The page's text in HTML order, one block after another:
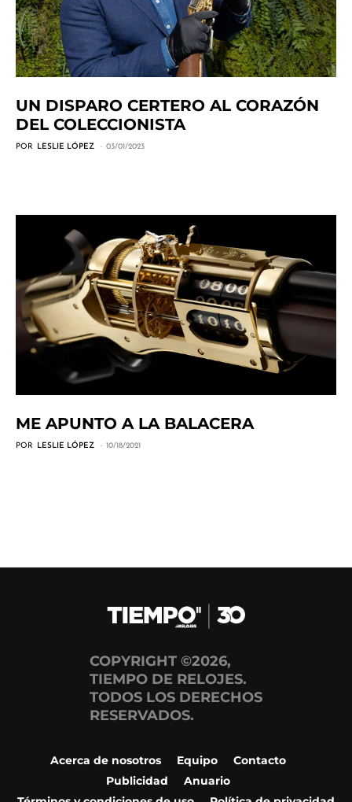
UN DISPARO CERTERO AL CORAZÓN
DEL COLECCIONISTA
POR LESLIE LÓPEZ 03/01/2023
ME APUNTO A LA BALACERA
POR LESLIE LÓPEZ 10/18/2021
COPYRIGHT ©2026,
TIEMPO DE RELOJES.
TODOS LOS DERECHOS
RESERVADOS.
Acerca de nosotros Equipo
Contacto
Publicidad
Anuario